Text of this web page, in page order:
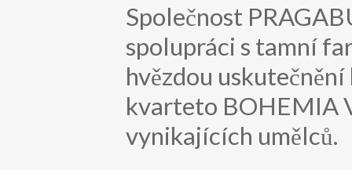
Společnost
spolupráci s tamní
hvězdou
kvarteto BOHEMIA
vynikajících umělců.